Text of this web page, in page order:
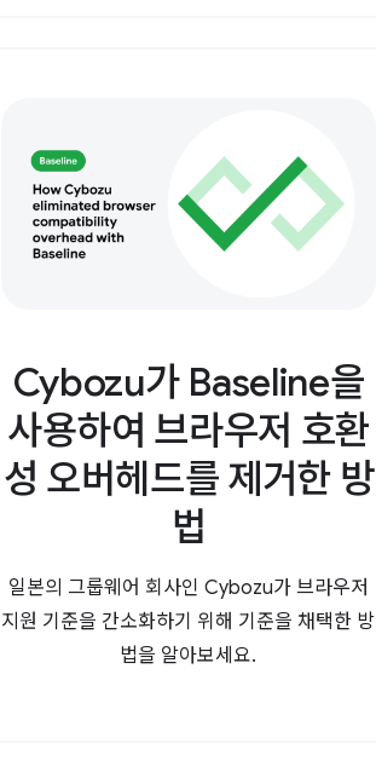
Cybozu가 Baseline을
사용하여 브라우저 호환
성 오버헤드를 제거한 방
법
일본의 그룹웨어 회사인 Cybozu가 브라우저
지원 기준을 간소화하기 위해 기준을 채택한 방
법을 알아보세요.